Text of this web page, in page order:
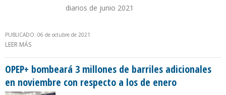
diarios de junio 2021
PUBLICADO: 06 de octubre de 2021
LEER MÁS
OPEP+ bombeará 3 millones de barriles adicionales
en noviembre con respecto a los de enero